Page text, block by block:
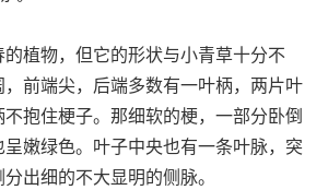
物，但它的形状与小青草十分不
，前端尖，后端多数有一叶柄，两片叶
抱住梗子。那细软的梗，一部分卧倒
嫩绿色。叶子中央也有一条叶脉，突
出细的不大显明的侧脉。